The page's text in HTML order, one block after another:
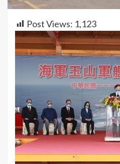
Post Views: 1,123